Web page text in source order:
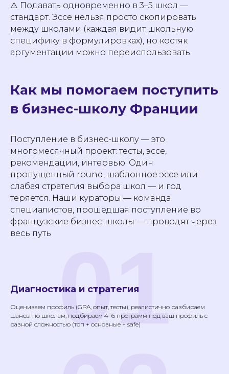
⚠️ Подавать одновременно в 3–5 школ —
стандарт. Эссе нельзя просто скопировать
между школами (каждая видит школьную
специфику в формулировках), но костяк
аргументации можно переиспользовать.
Как мы помогаем поступить
в бизнес-школу Франции
Поступление в бизнес-школу — это
многомесячный проект: тесты, эссе,
рекомендации, интервью. Один
пропущенный round, шаблонное эссе или
слабая стратегия выбора школ — и год
теряется. Наши кураторы — команда
специалистов, прошедшая поступление во
французские бизнес-школы — проводят через
весь путь
Диагностика и стратегия
Оцениваем профиль (GPA, опыт, тесты), реалистично разбираем
шансы по школам, подбираем 4–6 программ под ваш профиль с
разной сложностью (топ + основные + safe)
01
Начнем учить язык
вместе сLabise?
+33 769 337-208
Подпишитесь на рассылку
школы Labise, чтобы